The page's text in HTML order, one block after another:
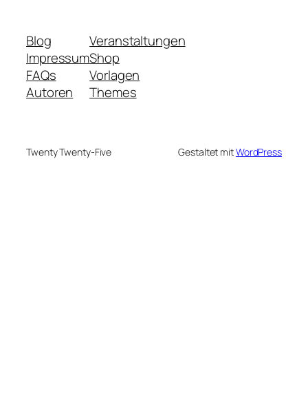
Blog
Impressum
FAQs
Autoren
Veranstaltungen
Shop
Vorlagen
Themes
Twenty Twenty-Five Gestaltet mitWordPress